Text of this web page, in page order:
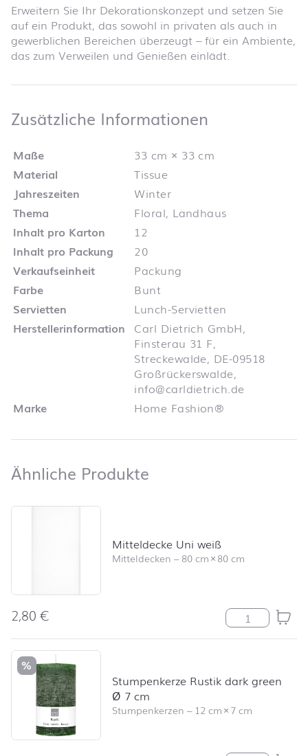
Erweitern Sie Ihr Dekorationskonzept und setzen Sie
auf ein Produkt, das sowohl in privaten als auch in
gewerblichen Bereichen überzeugt – für ein Ambiente,
das zum Verweilen und Genießen einlädt.
Zusätzliche Informationen
Maße
33 cm × 33 cm
Material
Tissue
Jahreszeiten
Winter
Thema
Floral, Landhaus
Inhalt pro Karton
12
Inhalt pro Packung
20
Verkaufseinheit
Packung
Farbe
Bunt
Servietten
Lunch-Servietten
Herstellerinformation
Carl Dietrich GmbH,
Finsterau 31 F,
Streckewalde, DE-09518
Großrückerswalde,
info@carldietrich.de
Marke
Home Fashion®
Ähnliche Produkte
Produktliste überspringen und zum Filter springen
Mitteldecke Uni weiß
Mitteldecken –80 cm×80 cm
2,80€ Mitteldecke
%
Stumpenkerze Rustik dark green
Ø 7 cm
Stumpenkerzen – 12 cm×7 cm